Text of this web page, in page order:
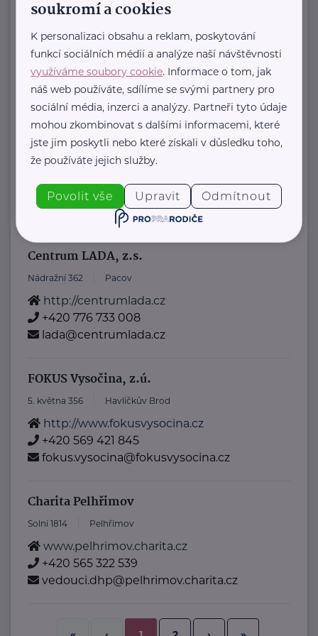
www.amfion.cz
+420 731 774 174
reditel@amfion.cz
Asociace poskytovatelů sociálních
služeb České republiky
Vančurova 2904 Tábor
+420 381 213 332
apsscr@apsscr.cz
Centrum LADA, z.s.
Nádražní 362 Pacov
http://centrumlada.cz
+420 776 733 008
lada@centrumlada.cz
FOKUS Vysočina, z.ú.
5. května 356 Havlíčkův Brod
http://www.fokusvysocina.cz
+420 569 421 845
fokus.vysocina@fokusvysocina.cz
Charita Pelhřimov
Solní 1814 Pelhřimov
www.pelhrimov.charita.cz
+420 565 322 539
vedouci.dhp@pelhrimov.charita.cz
soukromí a cookies
K personalizaci obsahu a reklam, poskytování
funkcí sociálních médií a analýze naší návštěvnosti
využíváme soubory cookie. Informace o tom, jak
náš web používáte, sdílíme se svými partnery pro
sociální média, inzerci a analýzy. Partneři tyto údaje
mohou zkombinovat s dalšími informacemi, které
jste jim poskytli nebo které získali v důsledku toho,
že používáte jejich služby.
Povolit vše Upravit Odmítnout